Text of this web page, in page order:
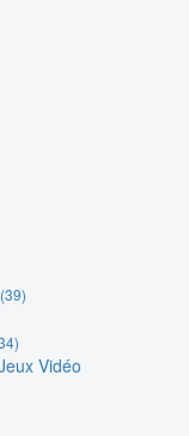
(39)
Vidéo